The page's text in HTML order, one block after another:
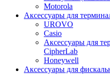
Motorola
Аксессуары для
UROVO
Casio
Аксессуары для
CipherLab
Honeywell
Аксессуары для